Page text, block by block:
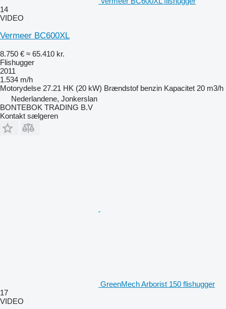
14
VIDEO
Vermeer BC600XL
8.750 € ≈ 65.410 kr.
Flishugger
2011
1.534 m/h
Motorydelse 27.21 HK (20 kW) Brændstof benzin Kapacitet 20 m3/h
Nederlandene, Jonkerslan
BONTEBOK TRADING B.V
Kontakt sælgeren
GreenMech Arborist 150 flishugger
17
VIDEO